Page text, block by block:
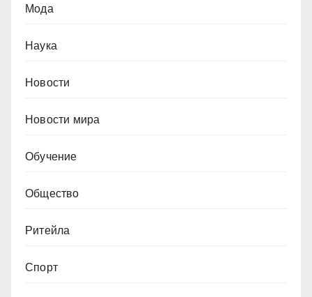
Мода
Наука
Новости
Новости мира
Обучение
Общество
Ритейла
Спорт